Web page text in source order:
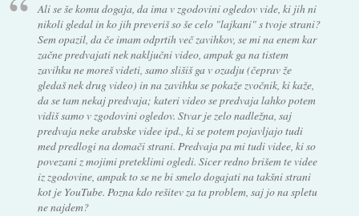
Ali se še komu dogaja, da ima v zgodovini ogledov vide, ki jih ni
nikoli gledal in ko jih preveriš so še celo "lajkani" s tvoje strani?
Sem opazil, da če imam odprtih več zavihkov, se mi na enem kar
začne predvajati nek naključni video, ampak ga na tistem
zavihku ne moreš videti, samo slišiš ga v ozadju (čeprav že
gledaš nek drug video) in na zavihku se pokaže zvočnik, ki kaže,
da se tam nekaj predvaja; kateri video se predvaja lahko potem
vidiš samo v zgodovini ogledov. Stvar je zelo nadležna, saj
predvaja neke arabske videe ipd., ki se potem pojavljajo tudi
med predlogi na domači strani. Predvaja pa mi tudi videe, ki so
povezani z mojimi preteklimi ogledi. Sicer redno brišem te videe
iz zgodovine, ampak to se ne bi smelo dogajati na takšni strani
kot je YouTube. Pozna kdo rešitev za ta problem, saj jo na spletu
ne najdem?